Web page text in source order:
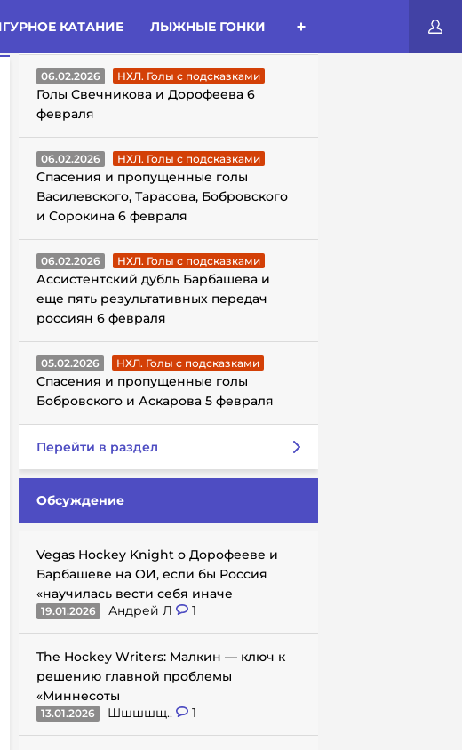
КАТАНИЕ ЛЫЖНЫЕ ГОНКИ
ГОЛЫ С ПОДСКАЗКАМИ
06.02.2026 НХЛ. Голы с подсказками
Голы Свечникова и Дорофеева 6
февраля
06.02.2026 НХЛ. Голы с подсказками
Спасения и пропущенные голы
Василевского, Тарасова, Бобровского
и Сорокина 6 февраля
06.02.2026 НХЛ. Голы с подсказками
Ассистентский дубль Барбашева и
еще пять результативных передач
россиян 6 февраля
05.02.2026 НХЛ. Голы с подсказками
Спасения и пропущенные голы
Бобровского и Аскарова 5 февраля
Перейти в раздел
Обсуждение
Vegas Hockey Knight о Дорофееве и
Барбашеве на ОИ, если бы Россия
«научилась вести себя иначе
19.01.2026 Андрей Л 1
The Hockey Writers: Малкин — ключ к
решению главной проблемы
«Миннесоты
13.01.2026 Шшшшщ.. 1